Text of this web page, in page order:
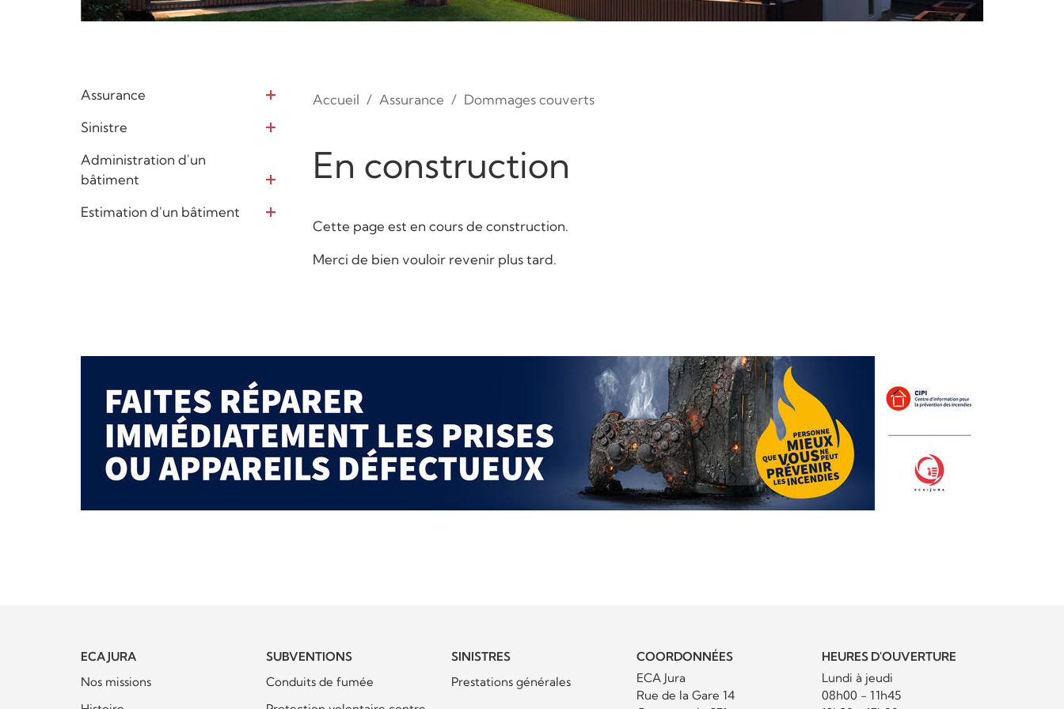
Assurance
Ouvrir
Sinistre
Ouvrir
Administration d'un
bâtiment
Ouvrir
Estimation d'un bâtiment
Ouvrir
Accueil Assurance Dommages couverts
En construction
Cette page est en cours de construction.
Merci de bien vouloir revenir plus tard.
ECA JURA
Nos missions
SUBVENTIONS
Conduits de fumée
SINISTRES
Prestations générales
COORDONNÉES
ECA Jura
Rue de la Gare 14
HEURES D'OUVERTURE
Lundi à jeudi
08h00 - 11h45